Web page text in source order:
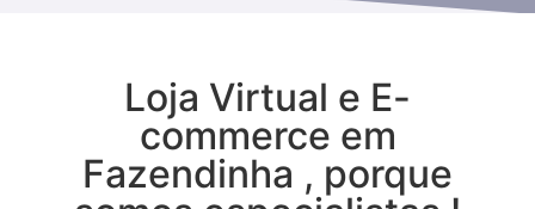
Loja Virtual e E-
commerce em
Fazendinha , porque